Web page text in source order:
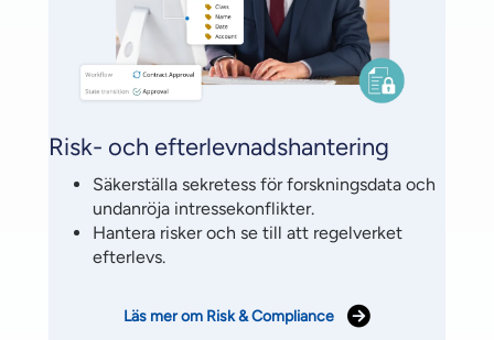
Risk- och efterlevnadshantering
Säkerställa sekretess för forskningsdata och
undanröja intressekonflikter.
Hantera risker och se till att regelverket
efterlevs.
Läs mer om Risk & Compliance